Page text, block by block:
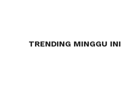
TRENDING MINGGU INI